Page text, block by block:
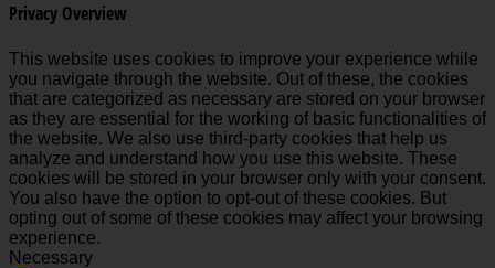
Privacy Overview
This website uses cookies to improve your experience while
you navigate through the website. Out of these, the cookies
that are categorized as necessary are stored on your browser
as they are essential for the working of basic functionalities of
the website. We also use third-party cookies that help us
analyze and understand how you use this website. These
cookies will be stored in your browser only with your consent.
You also have the option to opt-out of these cookies. But
opting out of some of these cookies may affect your browsing
experience.
Necessary